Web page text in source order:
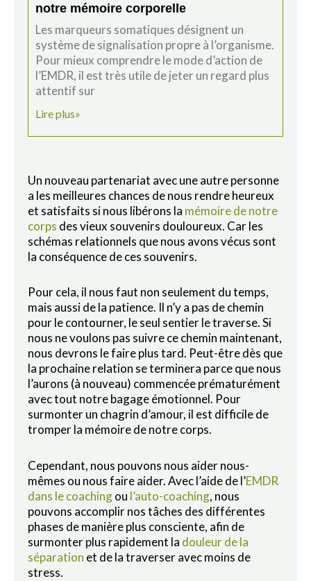
notre mémoire corporelle
Les marqueurs somatiques désignent un
système de signalisation propre à l’organisme.
Pour mieux comprendre le mode d’action de
l’EMDR, il est très utile de jeter un regard plus
attentif sur
Lire plus»
Un nouveau partenariat avec une autre personne
a les meilleures chances de nous rendre heureux
et satisfaits si nous libérons la mémoire de notre
corps des vieux souvenirs douloureux. Car les
schémas relationnels que nous avons vécus sont
la conséquence de ces souvenirs.
Pour cela, il nous faut non seulement du temps,
mais aussi de la patience. Il n’y a pas de chemin
pour le contourner, le seul sentier le traverse. Si
nous ne voulons pas suivre ce chemin maintenant,
nous devrons le faire plus tard. Peut-être dès que
la prochaine relation se terminera parce que nous
l’aurons (à nouveau) commencée prématurément
avec tout notre bagage émotionnel. Pour
surmonter un chagrin d’amour, il est difficile de
tromper la mémoire de notre corps.
Cependant, nous pouvons nous aider nous-
mêmes ou nous faire aider. Avec l’aide de l’EMDR
dans le coachingou l’auto-coaching, nous
pouvons accomplir nos tâches des différentes
phases de manière plus consciente, afin de
surmonter plus rapidement la douleur de la
séparation et de la traverser avec moins de
stress.